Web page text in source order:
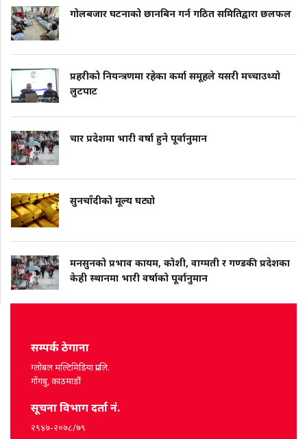
गोलबजार घटनाको छानबिन गर्न गठित समितिद्वारा छलफल
प्रहरीको नियन्त्रणमा रहेका कर्मा समूहले यसरी मच्चाउथ्यो
लुटपाट
चार प्रदेशमा भारी वर्षा हुने पूर्वानुमान
सुनचाँदीको मूल्य घट्यो
मनसुनको प्रभाव कायम, कोशी, वाग्मती र गण्डकी प्रदेशका
केही स्थानमा भारी वर्षाको पूर्वानुमान
सम्पर्क ठेगाना
ग्लोबल मल्टिमिडिया प्रा.लि.
गोंगबु, काठमाडौं
सूचना विभाग दर्ता नं.
२९४७-२०७८/७९